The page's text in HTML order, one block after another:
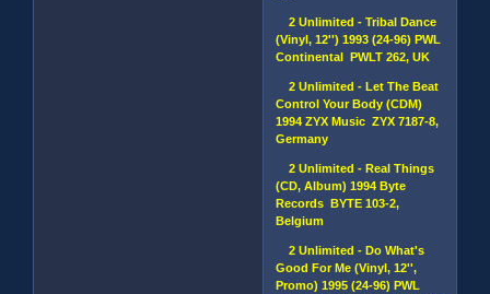
2 Unlimited - Tribal Dance
(Vinyl, 12'') 1993 (24-96) PWL
Continental PWLT 262, UK
2 Unlimited - Let The Beat
Control Your Body (CDM)
1994 ZYX Music ZYX 7187-8,
Germany
2 Unlimited - Real Things
(CD, Album) 1994 Byte
Records BYTE 103-2,
Belgium
2 Unlimited - Do What's
Good For Me (Vinyl, 12'',
Promo) 1995 (24-96) PWL